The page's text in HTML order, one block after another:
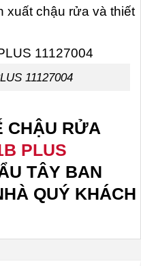
xuất chậu rửa và thiết
11127004
CHẬU RỬA
PLUS
TÂY BAN
QUÝ KHÁCH